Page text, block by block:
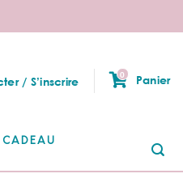
/ S’inscrire
0 Panier
CADEAU